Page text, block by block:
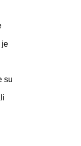
je
su